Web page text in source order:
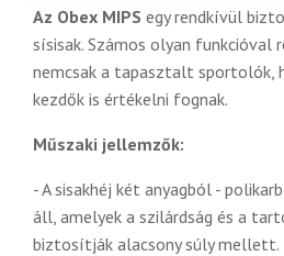
Az Obex MIPS egy rendkívül
sísisak. Számos olyan funkcióval
nemcsak a tapasztalt sportolók,
kezdők is értékelni fognak.
Műszaki jellemzők:
- A sisakhéj két anyagból -
áll, amelyek a szilárdság és a
biztosítják alacsony súly mellett.